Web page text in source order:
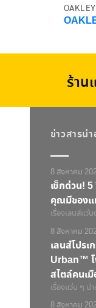
OAKLEY
ร้าน
ข่าวสารน่
8 สิงหาคม
เช็กด่วน!
คุณมีของแ
เรื่องเลนส์แว่น
8 สิงหาคม
เลนส์โปร
Urban™
สไตล์คนเ
เรื่องแว่น ๆ น่า
8 สิงหาคม